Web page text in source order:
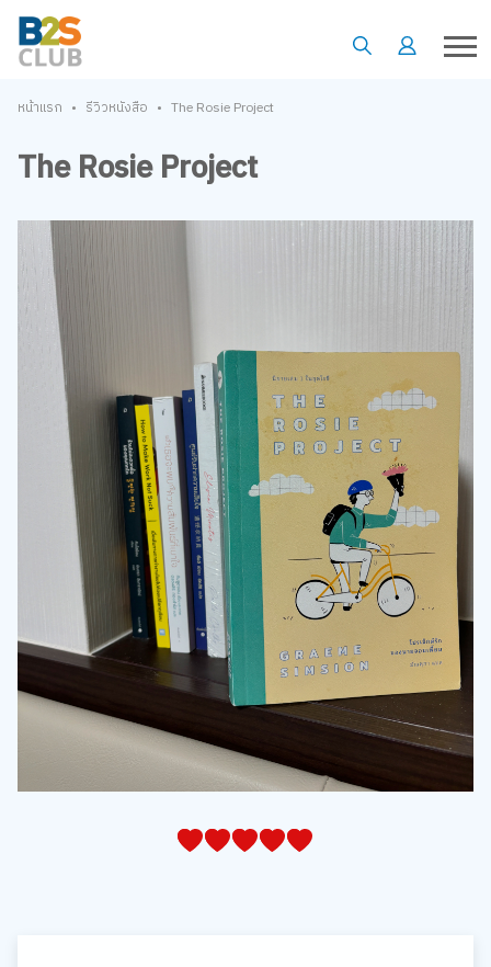
หน้าแรก • รีวิวหนังสือ • The Rosie Project
The Rosie Project
45
4
35
3
25
2
15
1
05